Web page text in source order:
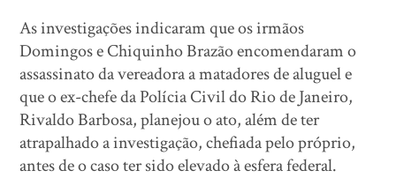
As investigações indicaram que os irmãos
Domingos e Chiquinho Brazão encomendaram o
assassinato da vereadora a matadores de aluguel e
que o ex-chefe da Polícia Civil do Rio de Janeiro,
Rivaldo Barbosa, planejou o ato, além de ter
atrapalhado a investigação, chefiada pelo próprio,
antes de o caso ter sido elevado à esfera federal.